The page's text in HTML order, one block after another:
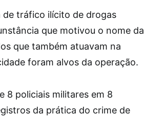
de tráfico ilícito de drogas
que motivou o nome da
que também atuavam na
foram alvos da operação.
8 policiais militares em 8
da prática do crime de